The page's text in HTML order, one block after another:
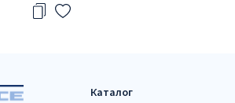
Каталог